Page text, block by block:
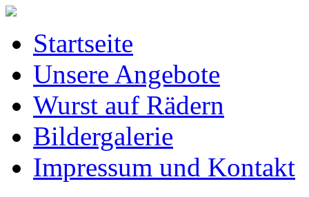
Startseite
Unsere Angebote
Wurst auf Rädern
Bildergalerie
Impressum und Kontakt